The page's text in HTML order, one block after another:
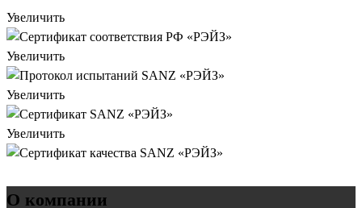
Увеличить
Увеличить
Увеличить
Увеличить
О компании